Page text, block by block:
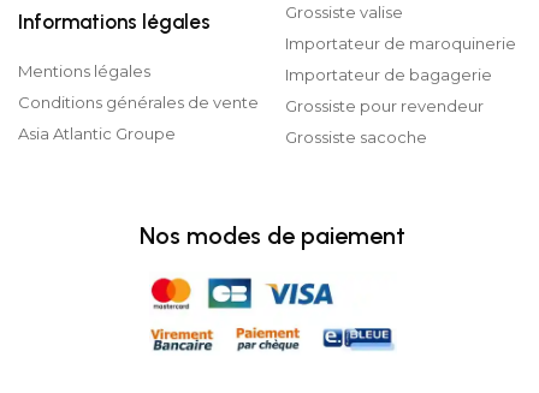
Informations légales
Mentions légales
Conditions générales de vente
Asia Atlantic Groupe
Grossiste valise
Importateur de maroquinerie
Importateur de bagagerie
Grossiste pour revendeur
Grossiste sacoche
Nos modes de paiement